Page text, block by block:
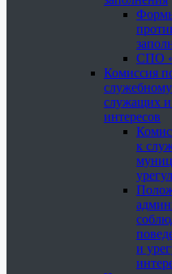
СПО
Комиссия
служащих и
интересов
к
и